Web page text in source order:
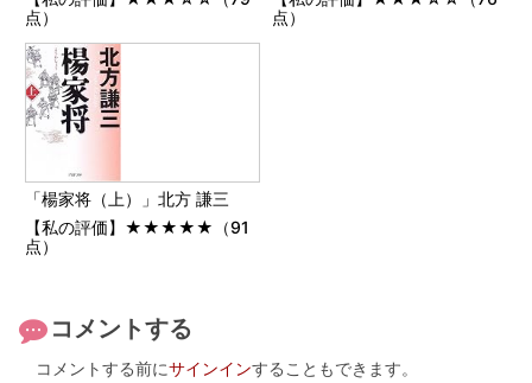
点）
点）
「楊家将（上）」北方 謙三
【私の評価】★★★★★（91
点）
コメントする
コメントする前にサインインすることもできます。